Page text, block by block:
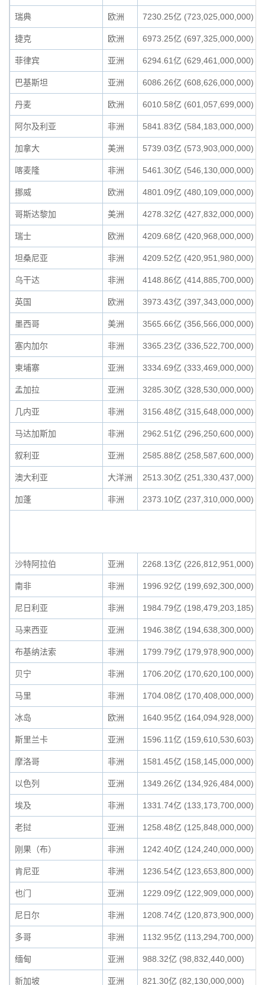
瑞典 欧洲 7230.25亿 (723,025,000,000)
捷克 欧洲 6973.25亿 (697,325,000,000)
菲律宾 亚洲 6294.61亿 (629,461,000,000)
巴基斯坦 亚洲 6086.26亿 (608,626,000,000)
丹麦 欧洲 6010.58亿 (601,057,699,000)
阿尔及利亚 非洲 5841.83亿 (584,183,000,000)
加拿大 美洲 5739.03亿 (573,903,000,000)
喀麦隆 非洲 5461.30亿 (546,130,000,000)
挪威 欧洲 4801.09亿 (480,109,000,000)
哥斯达黎加 美洲 4278.32亿 (427,832,000,000)
瑞士 欧洲 4209.68亿 (420,968,000,000)
坦桑尼亚 非洲 4209.52亿 (420,951,980,000)
乌干达 非洲 4148.86亿 (414,885,700,000)
英国 欧洲 3973.43亿 (397,343,000,000)
墨西哥 美洲 3565.66亿 (356,566,000,000)
塞内加尔 非洲 3365.23亿 (336,522,700,000)
柬埔寨 亚洲 3334.69亿 (333,469,000,000)
孟加拉 亚洲 3285.30亿 (328,530,000,000)
几内亚 非洲 3156.48亿 (315,648,000,000)
马达加斯加 非洲 2962.51亿 (296,250,600,000)
叙利亚 亚洲 2585.88亿 (258,587,600,000)
澳大利亚 大洋洲 2513.30亿 (251,330,437,000)
加蓬 非洲 2373.10亿 (237,310,000,000)
沙特阿拉伯 亚洲 2268.13亿 (226,812,951,000)
南非 非洲 1996.92亿 (199,692,300,000)
尼日利亚 非洲 1984.79亿 (198,479,203,185)
马来西亚 亚洲 1946.38亿 (194,638,300,000)
布基纳法索 非洲 1799.79亿 (179,978,900,000)
贝宁 非洲 1706.20亿 (170,620,100,000)
马里 非洲 1704.08亿 (170,408,000,000)
冰岛 欧洲 1640.95亿 (164,094,928,000)
斯里兰卡 亚洲 1596.11亿 (159,610,530,603)
摩洛哥 非洲 1581.45亿 (158,145,000,000)
以色列 亚洲 1349.26亿 (134,926,484,000)
埃及 非洲 1331.74亿 (133,173,700,000)
老挝 亚洲 1258.48亿 (125,848,000,000)
刚果（布） 非洲 1242.40亿 (124,240,000,000)
肯尼亚 非洲 1236.54亿 (123,653,800,000)
也门 亚洲 1229.09亿 (122,909,000,000)
尼日尔 非洲 1208.74亿 (120,873,900,000)
多哥 非洲 1132.95亿 (113,294,700,000)
缅甸 亚洲 988.32亿 (98,832,440,000)
新加坡 亚洲 821.30亿 (82,130,000,000)